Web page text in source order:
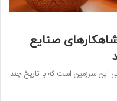
صنایع
این سرزمین است که با تاریخ چند